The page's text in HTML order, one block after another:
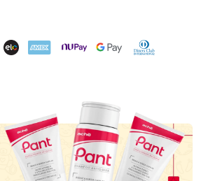
ELO AMEX NuPay Google PayDiners Club